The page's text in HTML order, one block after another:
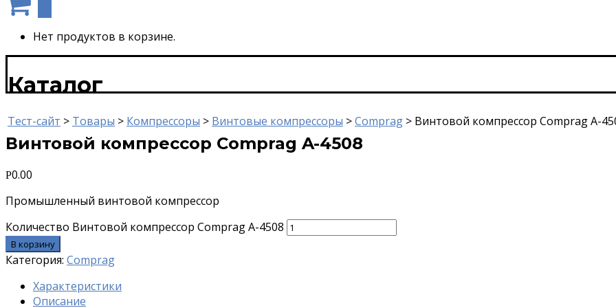
Нет продуктов в корзине.
Каталог
Тест-сайт > Товары > Компрессоры > Винтовые компрессоры >Comprag > Винтовой компрессор Comprag A-
Винтовой компрессор Comprag A-4508
Р0.00
Промышленный винтовой компрессор
Количество Винтовой компрессор Comprag A-4508
В корзину
Категория: Comprag
Характеристики
Описание